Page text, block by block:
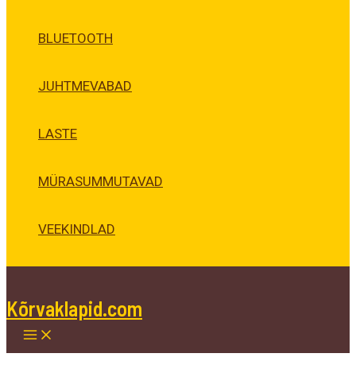
BLUETOOTH
JUHTMEVABAD
LASTE
MÜRASUMMUTAVAD
VEEKINDLAD
Kõrvaklapid.com